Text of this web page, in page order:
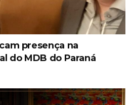
presença na
do MDB do Paraná